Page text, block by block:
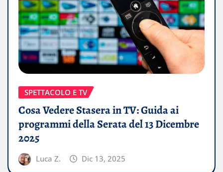
SPETTACOLO E TV
Cosa Vedere Stasera in TV: Guida ai
programmi della Serata del 13 Dicembre
2025
Luca Z. Dic 13, 2025